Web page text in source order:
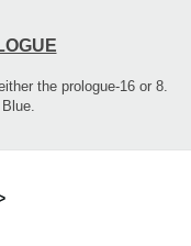
the prologue-16 or 8.